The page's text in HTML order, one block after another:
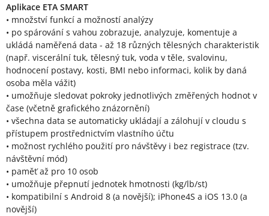
Aplikace ETA SMART
• množství funkcí a možností analýzy
• po spárování s vahou zobrazuje, analyzuje, komentuje a
ukládá naměřená data - až 18 různých tělesných charakteristik
(např. viscerální tuk, tělesný tuk, voda v těle, svalovinu,
hodnocení postavy, kosti, BMI nebo informaci, kolik by daná
osoba měla vážit)
• umožňuje sledovat pokroky jednotlivých změřených hodnot v
čase (včetně grafického znázornění)
• všechna data se automaticky ukládají a zálohují v cloudu s
přístupem prostřednictvím vlastního účtu
• možnost rychlého použití pro návštěvy i bez registrace (tzv.
návštěvní mód)
• paměť až pro 10 osob
• umožňuje přepnutí jednotek hmotnosti (kg/lb/st)
• kompatibilní s Android 8 (a novější); iPhone4S a iOS 13.0 (a
novější)